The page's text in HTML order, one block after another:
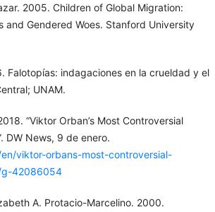
2005. Children of Global Migration:
and Gendered Woes. Stanford University
Falotopías: indagaciones en la crueldad y el
UNAM.
“Viktor Orban’s Most Controversial
DW News, 9 de enero.
viktor-orbans-most-controversial-
g-42086054
A. Protacio-Marcelino. 2000.